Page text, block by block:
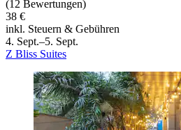
(12 Bewertungen)
38 €
inkl. Steuern & Gebühren
4. Sept.–5. Sept.
Z Bliss Suites